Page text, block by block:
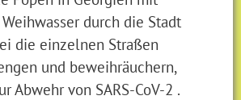
durch die Stadt
die einzelnen Straßen
und beweihräuchern,
Abwehr von SARS-CoV-2 .